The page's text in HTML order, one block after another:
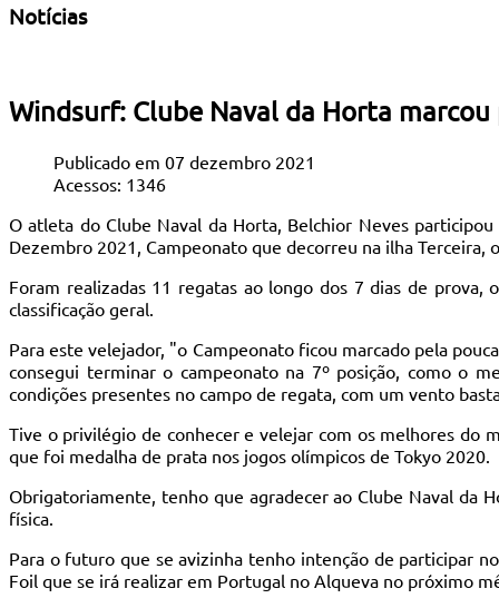
Notícias
Windsurf: Clube Naval da Horta
Publicado em 07 dezembro 2021
Acessos: 1346
O atleta do Clube Naval da Horta, Belchior Neves
Dezembro 2021, Campeonato que decorreu na ilha Terceira,
Foram realizadas 11 regatas ao longo dos 7 dias de
classificação geral.
Para este velejador, "o Campeonato ficou marcado pela
consegui terminar o campeonato na 7º posição, como o
condições presentes no campo de regata, com um vento
Tive o privilégio de conhecer e velejar com os melhores do
que foi medalha de prata nos jogos olímpicos de Tokyo 2020.
Obrigatoriamente, tenho que agradecer ao Clube Naval da
física.
Para o futuro que se avizinha tenho intenção de participar
Foil que se irá realizar em Portugal no Alqueva no próximo